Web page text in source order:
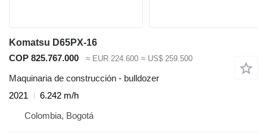
Komatsu D65PX-16
COP 825.767.000
≈ EUR 224.600 ≈ US$ 259.500
Maquinaria de construcción - bulldozer
2021
6.242 m/h
Colombia, Bogotá